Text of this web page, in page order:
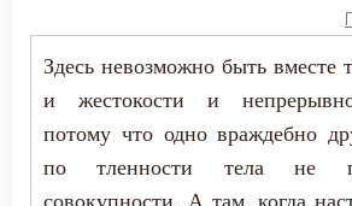
Богородица
Богоугождение
Феодор Студит
Здесь невозможно быть вместе
и жестокости и
потому что одно враждебно
по тленности тела не